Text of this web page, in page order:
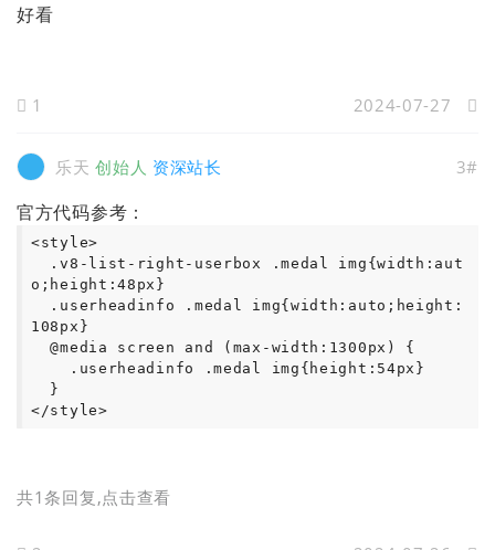
好看
1 2024-07-27
乐天 创始人 资深站长 3#
官方代码参考：
<style>
o;height:48px}
108px}
  @media screen and (max-width:1300px) {
</style>
共1条回复 ,点击查看